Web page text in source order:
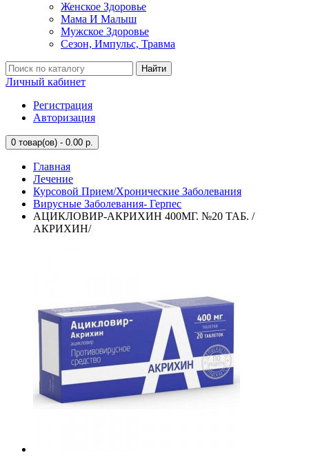
Женское Здоровье
Мама И Малыш
Мужское Здоровье
Сезон, Импульс, Травма
Найти
Личный кабинет
Регистрация
Авторизация
0 товар(ов) - 0.00 р.
Главная
Лечение
Курсовой Прием/Хронические Заболевания
Вирусные Заболевания- Герпес
АЦИКЛОВИР-АКРИХИН 400МГ. №20 ТАБ. /
АКРИХИН/